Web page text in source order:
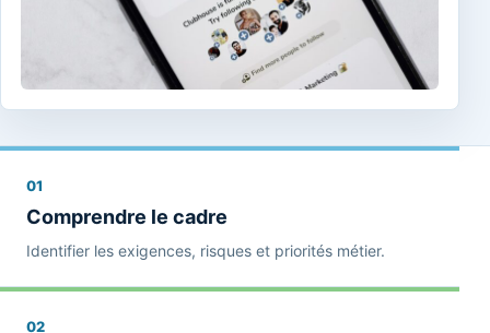
01
Comprendre le cadre
Identifier les exigences, risques et priorités métier.
02